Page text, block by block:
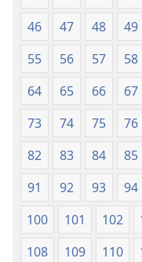
46
47 48 49
55
56 57 58
64
65 66 67
73
74 75 76
82
83 84 85
91
92 93 94
100
101 102
108
109 110